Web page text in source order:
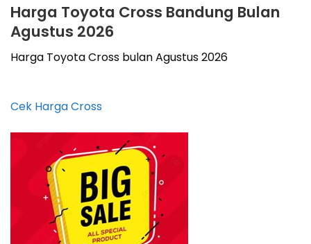
Harga Toyota Cross Bandung Bulan
Agustus 2026
Harga Toyota Cross bulan Agustus 2026
Cek Harga Cross